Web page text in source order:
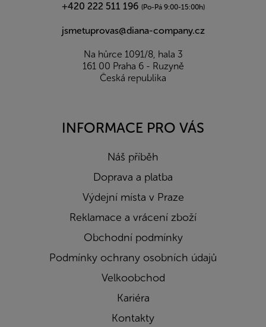
+420 222 511 196 (Po-Pá 9:00-15:00h)
jsmetuprovas@diana-company.cz
Na hůrce 1091/8, hala 3
161 00 Praha 6 - Ruzyně
Česká republika
INFORMACE PRO VÁS
Náš příběh
Doprava a platba
Výdejní místa v Praze
Reklamace a vrácení zboží
Obchodní podmínky
Podmínky ochrany osobních údajů
Velkoobchod
Kariéra
Kontakty